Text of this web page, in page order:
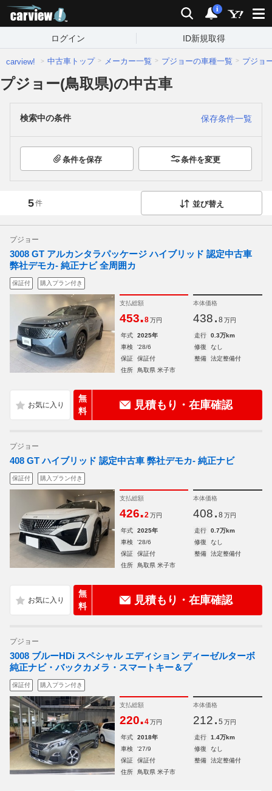
検索 通知
i
ログイン ID新規取得
carview! 中古車トップ メーカー一覧 プジョーの車種一覧 プジョ
プジョー(鳥取県)の中古車
検索中の条件 保存条件一覧
条件を保存 条件を変更
5件 並び替え
プジョー
3008 GT アルカンタラパッケージ ハイブリッド 認定中古車
弊社デモカ- 純正ナビ 全周囲カ
保証付 購入プラン付き
支払総額
453.8 万円
本体価格
438. 8 万円
年式 2025年 走行
0.3万km
車検
'28/6 修復
なし
保証
保証付 整備
法定整備付
住所
鳥取県 米子市
無
料
見積もり・在庫確認
プジョー
408 GT ハイブリッド 認定中古車 弊社デモカ- 純正ナビ
保証付 購入プラン付き
支払総額
426.2 万円
本体価格
408. 8 万円
年式 2025年 走行
0.7万km
車検
'28/6 修復
なし
保証
保証付 整備
法定整備付
住所
鳥取県 米子市
無
料
見積もり・在庫確認
プジョー
3008 ブルーHDi スペシャル エディション ディーゼルターボ
純正ナビ・バックカメラ・スマートキー＆プ
保証付 購入プラン付き
支払総額
220.4 万円
本体価格
212. 5 万円
年式 2018年 走行
1.4万km
車検
'27/9 修復
なし
保証
保証付 整備
法定整備付
住所
鳥取県 米子市